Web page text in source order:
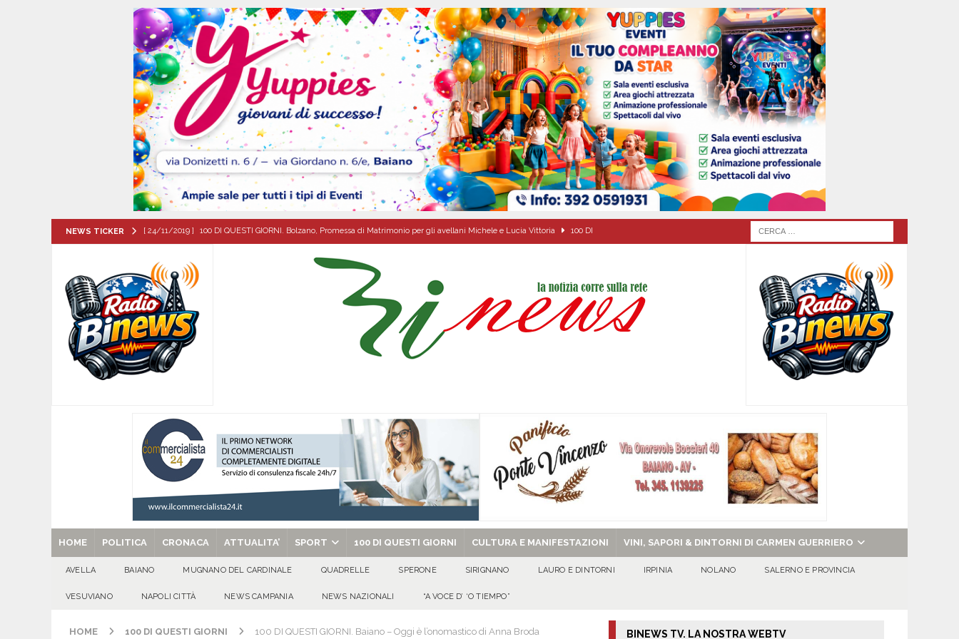
NEWS TICKER [ 24/11/2019 ] 100 DI QUESTI GIORNI. Bolzano, Promessa di Matrimonio per gli avellani Michele e Lucia Vittoria 100 DI
[ 05/08/2026 ] Taurano, il Centro Estivo Comunale si chiude con una serata di emozioni e il primo campeggio nel Convento di
San Giovanni del Palco
[ 05/08/2026 ] Baiano, rieccoti! Il ripescaggio riporta i granata in Promozione ATTUALITA'
[ 05/08/2026 ] Domicella in festa: Zahida Muhammad presta giuramento nella Polizia di Stato
[ 05/08/2026 ]
[ 05/08/2026 ] Usura ed estorsioni aggravate dal metodo mafioso: due persone in carcere dopo l’inchiesta della DDA di Napoli
CRONACA
[ 29/08/2025 ] SANT’Oggi. Venerdì 29 agosto la chiesa celebra il Martirio di san Giovanni Battista e santa Sabina EVIDENZA
HOME POLITICA CRONACA ATTUALITA’ SPORT 100 DI QUESTI GIORNI CULTURA E MANIFESTAZIONI VINI, SAPORI & DINTORNI DI CARMEN GUERRIERO
AVELLA BAIANO MUGNANO DEL CARDINALE QUADRELLE SPERONE SIRIGNANO LAURO E DINTORNI IRPINIA NOLANO SALERNO E PROVINCIA
VESUVIANO NAPOLI CITTÀ NEWS CAMPANIA NEWS NAZIONALI “A VOCE D’ ‘O TIEMPO”
HOME 100 DI QUESTI GIORNI 100 DI QUESTI GIORNI. Baiano – Oggi è l’onomastico di Anna Broda BINEWS TV. LA NOSTRA WEBTV